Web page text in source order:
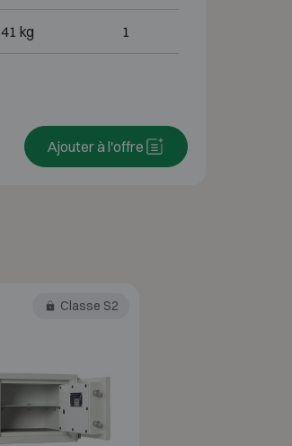
41 kg 1
Ajouter à l'offre
Classe S2